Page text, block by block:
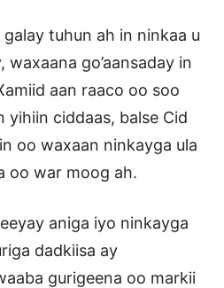
tuhun ah in ninkaa u
go’aansaday in
aan raaco oo soo
yihiin ciddaas, balse Cid
oo waxaan ninkayga ula
oo war moog ah.
aniga iyo ninkayga
dadkiisa ay
gurigeena oo markii